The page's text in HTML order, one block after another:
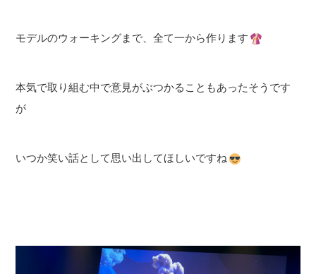
モデルのウォーキングまで、全て一から作ります
本気で取り組む中で意見がぶつかることもあったそうです
が
いつか笑い話として思い出してほしいですね